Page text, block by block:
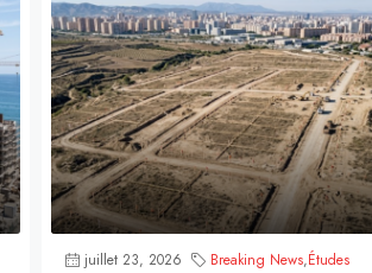
juillet 23, 2026 Breaking News,Études